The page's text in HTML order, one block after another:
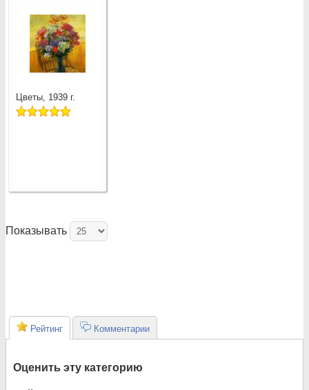
Цветы, 1939 г.
Показывать
Рейтинг Комментарии
Оценить эту категорию